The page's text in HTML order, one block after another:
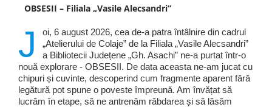
OBSESII – Filiala „Vasile Alecsandri”
J
oi, 6 august 2026, cea de-a patra întâlnire din cadrul
„Atelierului de Colaje” de la Filiala „Vasile Alecsandri”
a Bibliotecii Județene „Gh. Asachi” ne-a purtat într-o
nouă explorare - OBSESII. De data aceasta ne-am jucat cu
chipuri și cuvinte, descoperind cum fragmente aparent fără
legătură pot spune o poveste împreună. Am învățat să
lucrăm în etape, să ne antrenăm răbdarea și să lăsăm